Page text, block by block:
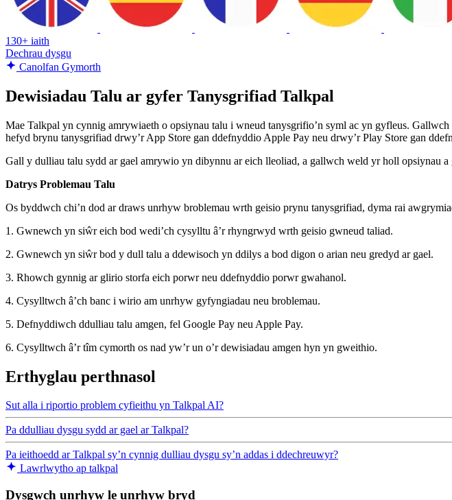
130+ iaith
Dechrau dysgu
Canolfan Gymorth
Dewisiadau Talu ar gyfer Tanysgrifiad Talkpal
Mae Talkpal yn cynnig amrywiaeth o opsiynau talu i wneud tanysgrifio’n syml ac yn gyfleus.
hefyd brynu tanysgrifiad drwy’r App Store gan ddefnyddio Apple Pay neu drwy’r Play Store gan
Gall y dulliau talu sydd ar gael amrywio yn dibynnu ar eich lleoliad, a gallwch weld yr holl opsiynau a
Datrys Problemau Talu
Os byddwch chi’n dod ar draws unrhyw broblemau wrth geisio prynu tanysgrifiad, dyma rai
1. Gwnewch yn siŵr eich bod wedi’ch cysylltu â’r rhyngrwyd wrth geisio gwneud taliad.
2. Gwnewch yn siŵr bod y dull talu a ddewisoch yn ddilys a bod digon o arian neu gredyd ar gael.
3. Rhowch gynnig ar glirio storfa eich porwr neu ddefnyddio porwr gwahanol.
4. Cysylltwch â’ch banc i wirio am unrhyw gyfyngiadau neu broblemau.
5. Defnyddiwch ddulliau talu amgen, fel Google Pay neu Apple Pay.
6. Cysylltwch â’r tîm cymorth os nad yw’r un o’r dewisiadau amgen hyn yn gweithio.
Erthyglau perthnasol
Sut alla i riportio problem cyfieithu yn Talkpal AI?
Pa ddulliau dysgu sydd ar gael ar Talkpal?
Pa ieithoedd ar Talkpal sy’n cynnig dulliau dysgu sy’n addas i ddechreuwyr?
Lawrlwytho ap talkpal
Dysgwch unrhyw le unrhyw bryd